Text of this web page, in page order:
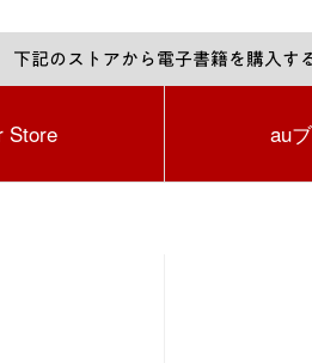
下記のストアから電子書籍を購入す
Store au